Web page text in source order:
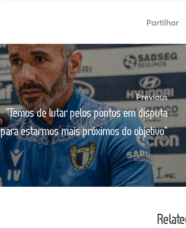
Partilhar
Previous
"Temos de lutar pelos pontos em disputa
para estarmos mais próximos do objetivo"